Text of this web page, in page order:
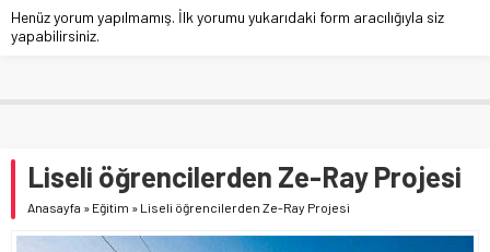
Henüz yorum yapılmamış. İlk yorumu yukarıdaki form aracılığıyla siz
yapabilirsiniz.
Liseli öğrencilerden Ze-Ray Projesi
Anasayfa » Eğitim » Liseli öğrencilerden Ze-Ray Projesi